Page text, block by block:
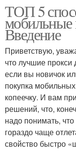
ТОП 5
мобильные
Введение
Приветствую,
что лучшие
если вы новичок
покупка
копеечку. И вам
решений, что,
надо понимать,
гораздо чаще
свойство быстро